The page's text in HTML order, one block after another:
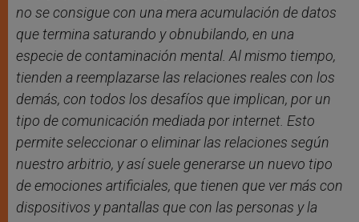
no se consigue con una mera acumulación de datos
que termina saturando y obnubilando, en una
especie de contaminación mental. Al mismo tiempo,
tienden a reemplazarse las relaciones reales con los
demás, con todos los desafíos que implican, por un
tipo de comunicación mediada por internet. Esto
permite seleccionar o eliminar las relaciones según
nuestro arbitrio, y así suele generarse un nuevo tipo
de emociones artificiales, que tienen que ver más con
dispositivos y pantallas que con las personas y la